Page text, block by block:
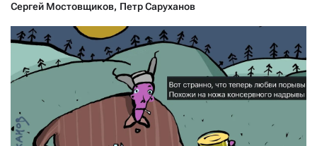
Сергей Мостовщиков, Петр Саруханов